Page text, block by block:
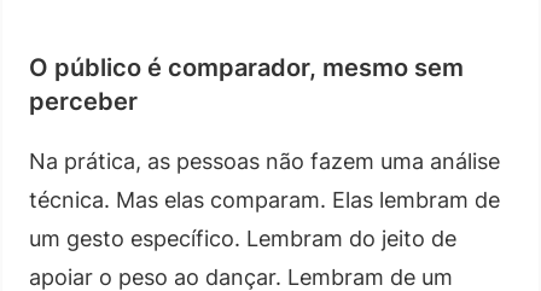
O público é comparador, mesmo sem
perceber
Na prática, as pessoas não fazem uma análise
técnica. Mas elas comparam. Elas lembram de
um gesto específico. Lembram do jeito de
apoiar o peso ao dançar. Lembram de um